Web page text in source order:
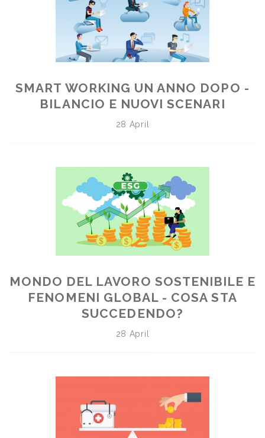
SMART WORKING UN ANNO DOPO -
BILANCIO E NUOVI SCENARI
28 April
MONDO DEL LAVORO SOSTENIBILE E
FENOMENI GLOBAL - COSA STA
SUCCEDENDO?
28 April